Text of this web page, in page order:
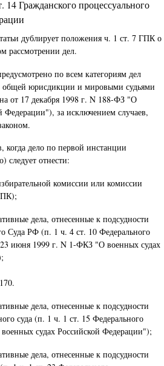
Гражданского процессуального
дублирует положения ч. 1 ст. 7 ГПК о
рассмотрении дел.
по всем категориям дел
общей юрисдикции и мировыми судьями
от 17 декабря 1998 г. N 188-ФЗ "О
Федерации"), за исключением случаев,
когда дело по первой инстанции
следует отнести:
комиссии или комиссии
дела, отнесенные к подсудности
Суда РФ (п. 1 ч. 4 ст. 10 Федерального
23 июня 1999 г. N 1-ФКЗ "О военных судах
дела, отнесенные к подсудности
суда (п. 1 ч. 1 ст. 15 Федерального
судах Российской Федерации");
дела, отнесенные к подсудности